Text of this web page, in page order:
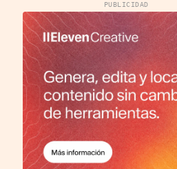
PUBLICIDAD